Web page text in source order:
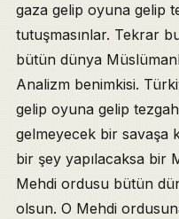
gaza gelip oyuna gelip
tutuşmasınlar. Tekrar
bütün dünya
Analizm benimkisi.
gelip oyuna gelip
gelmeyecek bir savaşa
bir şey yapılacaksa bir
Mehdi ordusu bütün
olsun. O Mehdi